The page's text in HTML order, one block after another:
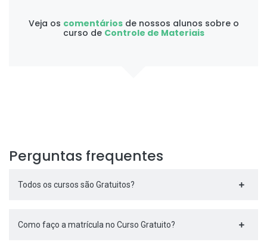
Veja os comentáriosde nossos alunos sobre o
curso de Controle de Materiais
Perguntas frequentes
Todos os cursos são Gratuitos?
Como faço a matrícula no Curso Gratuito?